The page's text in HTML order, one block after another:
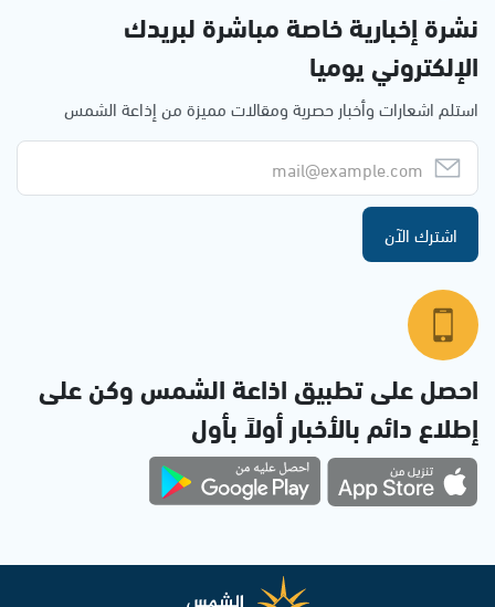
نشرة إخبارية خاصة مباشرة لبريدك
الإلكتروني يوميا
استلم اشعارات وأخبار حصرية ومقالات مميزة من إذاعة الشمس
اشترك الآن
احصل على تطبيق اذاعة الشمس وكن على
إطلاع دائم بالأخبار أولاً بأول